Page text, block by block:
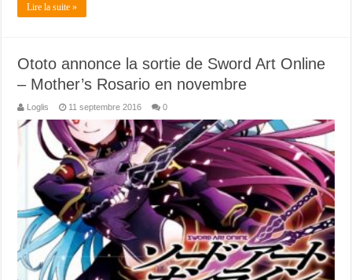
Lire la suite »
Ototo annonce la sortie de Sword Art Online
– Mother’s Rosario en novembre
Loglis 11 septembre 2016 0